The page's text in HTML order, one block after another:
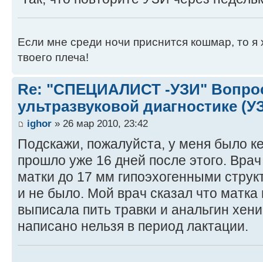
Если мне среди ночи приснится кошмар, то я
твоего плеча!
Re: "СПЕЦИАЛИСТ -УЗИ"
ультразвуковой диагностике
ighor » 26 мар 2010, 23:42
Подскажи, пожалуйста, у меня было
прошло уже 16 дней после этого.
матки до 17 мм гипоэхогенными
и не было. Мой врач сказал что
выписала пить травки и анальгин
написано нельзя в период лактации.